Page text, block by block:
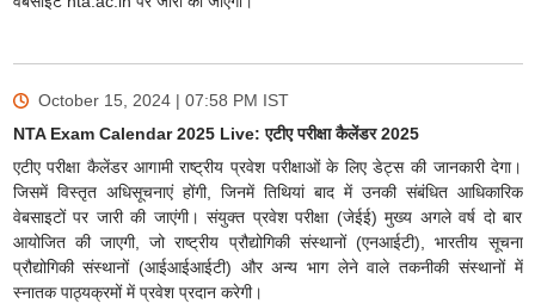
October 15, 2024 | 07:58 PM IST
NTA Exam Calendar 2025 Live: एटीए परीक्षा कैलेंडर 2025
एटीए परीक्षा कैलेंडर आगामी राष्ट्रीय प्रवेश परीक्षाओं के लिए डेट्स की जानकारी देगा।
जिसमें विस्तृत अधिसूचनाएं होंगी, जिनमें तिथियां बाद में उनकी संबंधित आधिकारिक
वेबसाइटों पर जारी की जाएंगी। संयुक्त प्रवेश परीक्षा (जेईई) मुख्य अगले वर्ष दो बार
आयोजित की जाएगी, जो राष्ट्रीय प्रौद्योगिकी संस्थानों (एनआईटी), भारतीय सूचना
प्रौद्योगिकी संस्थानों (आईआईआईटी) और अन्य भाग लेने वाले तकनीकी संस्थानों में
स्नातक पाठ्यक्रमों में प्रवेश प्रदान करेगी।